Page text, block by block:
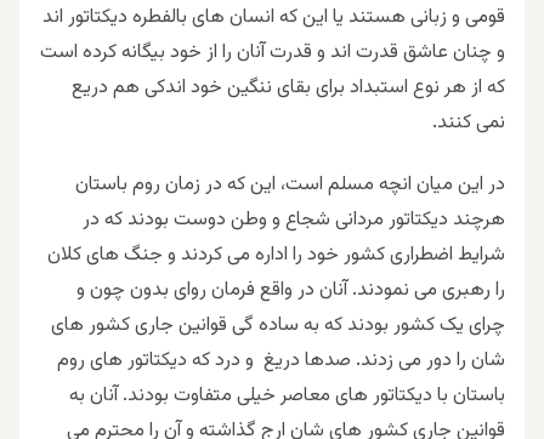
قومی و زبانی هستند یا این که انسان های بالفطره دیکتاتور اند
و چنان عاشق قدرت اند و قدرت آنان را از خود بیگانه کرده است
که از هر نوع استبداد برای بقای ننگین خود اندکی هم دریع
نمی کنند.
در این میان انچه مسلم است، این که در زمان روم باستان
هرچند دیکتاتور مردانی شجاع و وطن دوست بودند که در
شرایط اضطراری کشور خود را اداره می کردند و جنگ های کلان
را رهبری می نمودند. آنان در واقع فرمان روای بدون چون و
چرای یک کشور بودند که به ساده گی قوانین جاری کشور های
شان را دور می زدند. صدها دریغ و درد که دیکتاتور های روم
باستان با دیکتاتور های معاصر خیلی متفاوت بودند. آنان به
قوانین جاری کشور های شان ارج گذاشته و آن را محترم می